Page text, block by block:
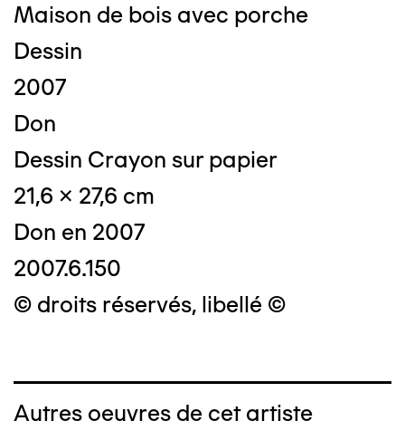
Maison de bois avec porche
Dessin
2007
Don
Dessin Crayon sur papier
21,6 x 27,6 cm
Don en 2007
2007.6.150
© droits réservés, libellé ©
Autres oeuvres de cet artiste